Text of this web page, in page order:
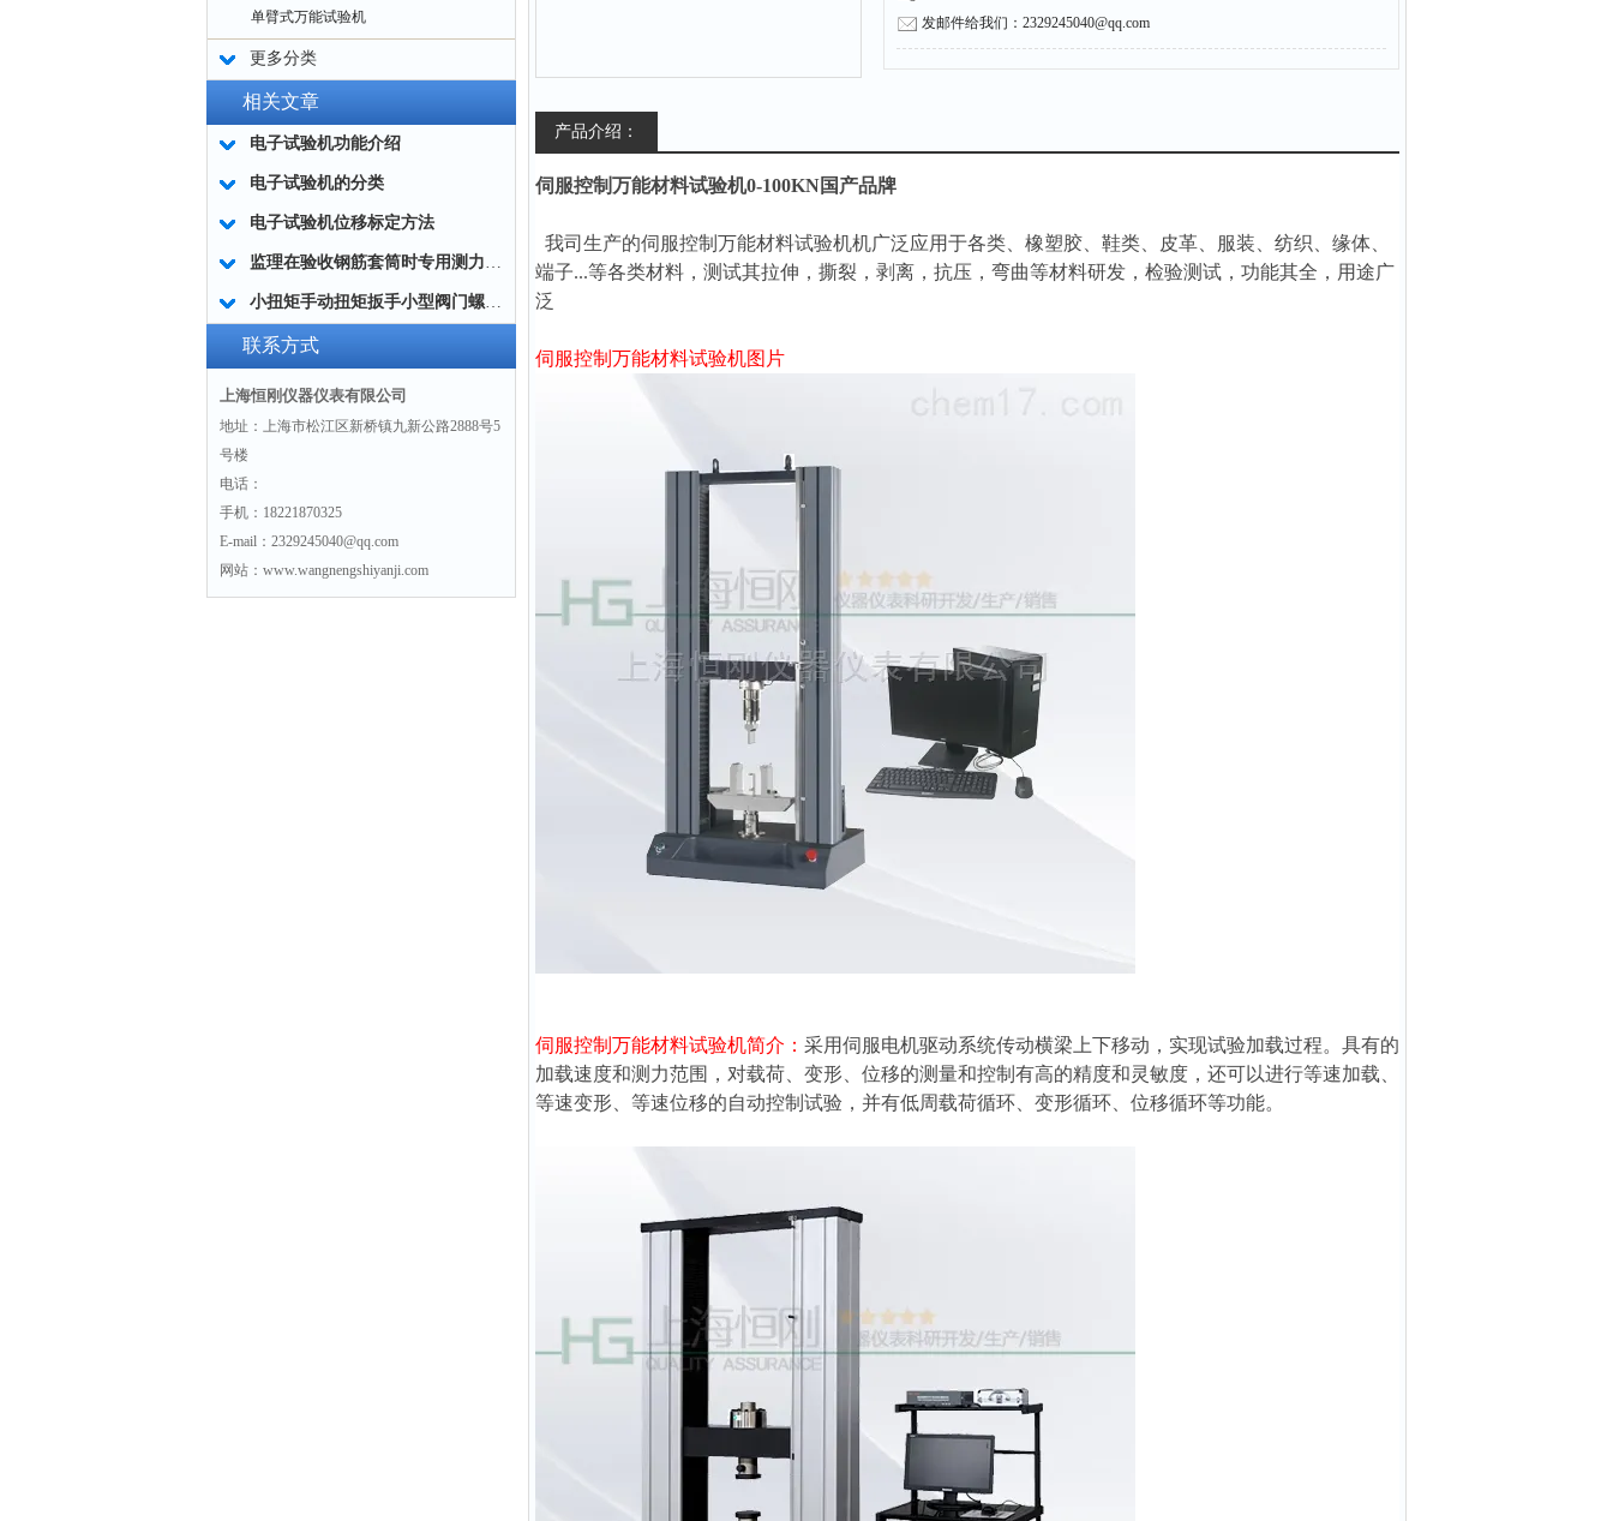
单臂式万能试验机
更多分类
相关文章
电子试验机功能介绍
电子试验机的分类
电子试验机位移标定方法
监理在验收钢筋套筒时专用测力扳手,测力牌SGGQ型扭力扳手
小扭矩手动扭矩扳手小型阀门螺丝扭力测试专用
联系方式
上海恒刚仪器仪表有限公司
地址：上海市松江区新桥镇九新公路2888号5
号楼
电话：
手机：18221870325
E-mail：2329245040@qq.com
网站：www.wangnengshiyanji.com
发邮件给我们：2329245040@qq.com
产品介绍：
伺服控制万能材料试验机0-100KN国产品牌
我司生产的伺服控制万能材料试验机机广泛应用于各类、橡塑胶、鞋类、皮革、服装、纺织、缘体、
端子...等各类材料，测试其拉伸，撕裂，剥离，抗压，弯曲等材料研发，检验测试，功能其全，用途广
泛
伺服控制万能材料试验机图片
伺服控制万能材料试验机简介： 采用伺服电机驱动系统传动横梁上下移动，实现试验加载过程。具有的
加载速度和测力范围，对载荷、变形、位移的测量和控制有高的精度和灵敏度，还可以进行等速加载、
等速变形、等速位移的自动控制试验，并有低周载荷循环、变形循环、位移循环等功能。